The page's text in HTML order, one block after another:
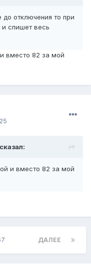
отключения то при
и спишет весь
вместо 82 за мой
сказал:
и вместо 82 за мой
ДАЛЕЕ